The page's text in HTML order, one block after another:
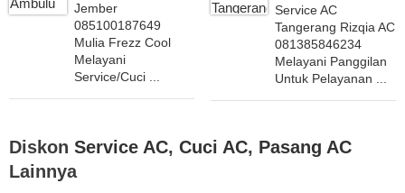
Jember
085100187649
Mulia Frezz Cool
Melayani
Service/Cuci ...
Service AC
Tangerang Rizqia AC
081385846234
Melayani Panggilan
Untuk Pelayanan ...
Diskon Service AC, Cuci AC, Pasang AC
Lainnya